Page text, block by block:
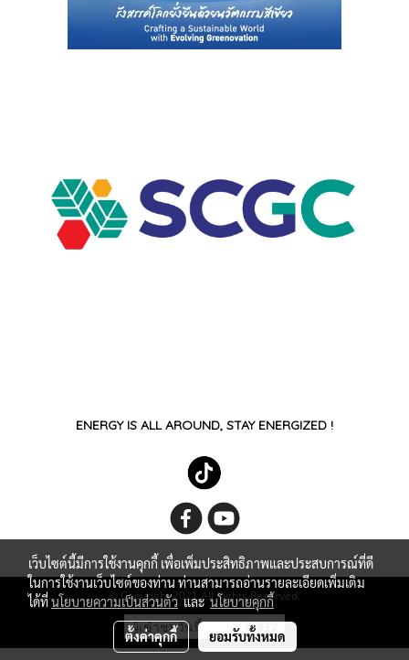
ENERGY IS ALL AROUND, STAY ENERGIZED !
© Copyright 2021 All Rights Reserved.
ผู้เข้าชมวันนี้ 6,932
เว็บไซต์นี้มีการใช้งานคุกกี้ เพื่อเพิ่มประสิทธิภาพและประสบการณ์ที่ดี
ในการใช้งานเว็บไซต์ของท่าน ท่านสามารถอ่านรายละเอียดเพิ่มเติม
ได้ที่นโยบายความเป็นส่วนตัวและนโยบายคุกกี้
ตั้งค่าคุกกี้ ยอมรับทั้งหมด